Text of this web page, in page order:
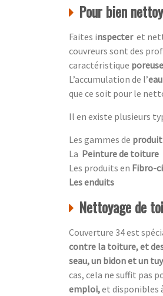
Pour bien
Faites inspecter et
couvreurs sont des
caractéristique
L’accumulation de l’
que ce soit pour le
Il en existe plusieurs
Les gammes de
La Peinture de toiture
Les produits en Fibro-
Les enduits
Nettoyage de
Couverture 34 est
contre la toiture, et
seau, un bidon et un
cas, cela ne suffit pas
emploi,et disponibles